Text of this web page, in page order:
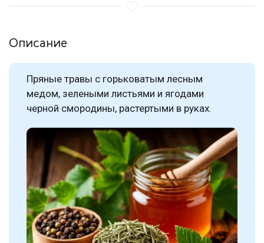
Описание
Пряные травы с горьковатым лесным
медом, зелеными листьями и ягодами
черной смородины, растертыми в руках.